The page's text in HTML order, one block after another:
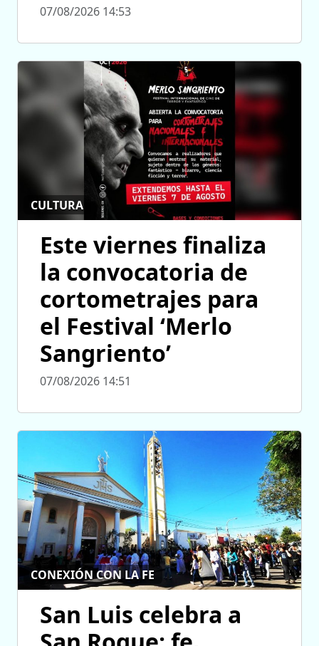
07/08/2026 14:53
CULTURA
Este viernes finaliza
la convocatoria de
cortometrajes para
el Festival ‘Merlo
Sangriento’
07/08/2026 14:51
CONEXIÓN CON LA FE
San Luis celebra a